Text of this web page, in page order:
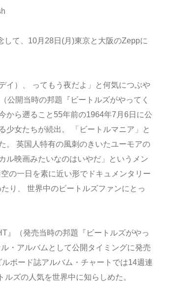
して、10月28日(月)東京と大阪のZeppに
イ）、 ってもう夜だよ」と何気につぶや
公開当時の邦題『ビートルズがやってく
から遡ること55年前の1964年7月6日に公
少女たちが続出。 「ビートルマニア」と
。 英国人特有の風刺のきいたユーモアの
ル映画みたいなのはいやだ」というメン
の一日を素に近い形でドキュメンタリー
り、 世界中のビートルズファンにとっ
』（発売当時の邦題『ビートルズがやっ
・アルバムとして公開タイミングに発売
ボード誌アルバム・チャートでは14週連
ズの人気を世界中に知らしめた。